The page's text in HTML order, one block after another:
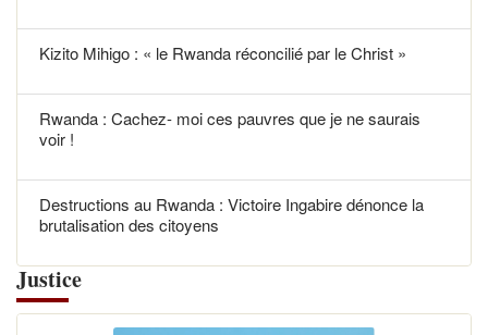
Kizito Mihigo : « le Rwanda réconcilié par le Christ »
Rwanda : Cachez- moi ces pauvres que je ne saurais
voir !
Destructions au Rwanda : Victoire Ingabire dénonce la
brutalisation des citoyens
Justice